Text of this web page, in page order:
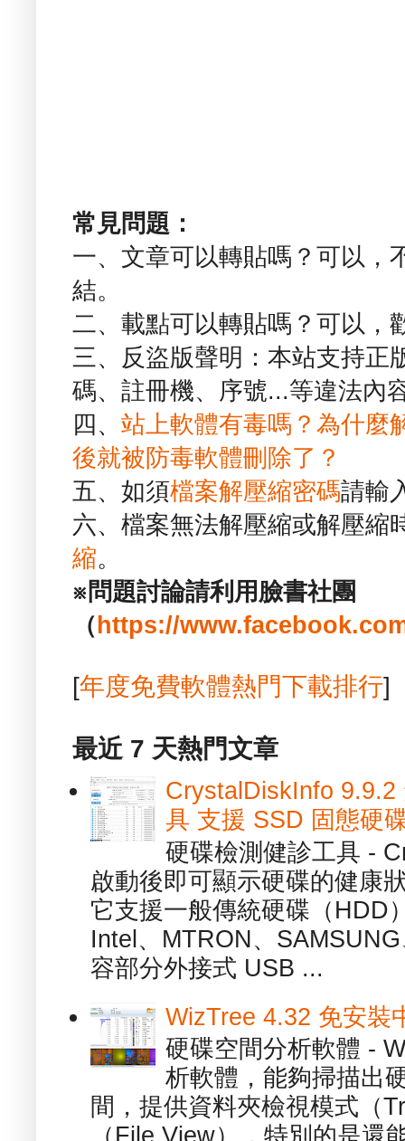
常見問題：
一、文章可以轉貼嗎？可以，
結。
二、載點可以轉貼嗎？可以，
三、反盜版聲明：本站支持正
碼、註冊機、序號...等違法內
四、 站上軟體有毒嗎？為什麼
後就被防毒軟體刪除了？
五、如須檔案解壓縮密碼請輸
六、檔案無法解壓縮或解壓縮
縮。
※問題討論請利用臉書社團
（ https://
[年度免費軟體熱門下載排行]
最近 7 天熱門文章
CrystalDiskInfo 9.9.2
具 支援 SSD 固態硬
硬碟檢測健診工具 -
啟動後即可顯示硬碟的健康
它支援一般傳統硬碟（HDD
Intel、MTRON、
容部分外接式 USB ...
WizTree 4.32 免安裝
硬碟空間分析軟體 -
析軟體，能夠掃描出
間，提供資料夾檢視模式（